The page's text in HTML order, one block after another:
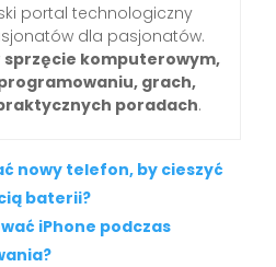
portal technologiczny
dla pasjonatów.
sprzęcie komputerowym,
grach,
poradach.
nowy telefon, by cieszyć
baterii?
iPhone podczas